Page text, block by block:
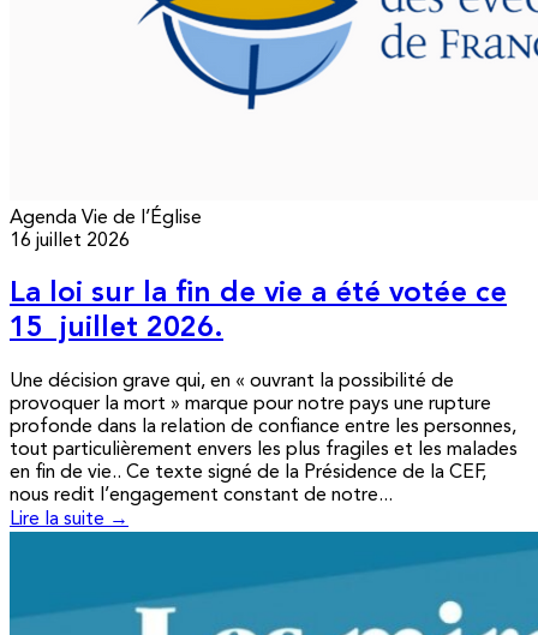
Agenda Vie de l’Église
16 juillet 2026
La loi sur la fin de vie a été votée ce
15 juillet 2026.
Une décision grave qui, en « ouvrant la possibilité de
provoquer la mort » marque pour notre pays une rupture
profonde dans la relation de confiance entre les personnes,
tout particulièrement envers les plus fragiles et les malades
en fin de vie.. Ce texte signé de la Présidence de la CEF,
nous redit l’engagement constant de notre...
Lire la suite →